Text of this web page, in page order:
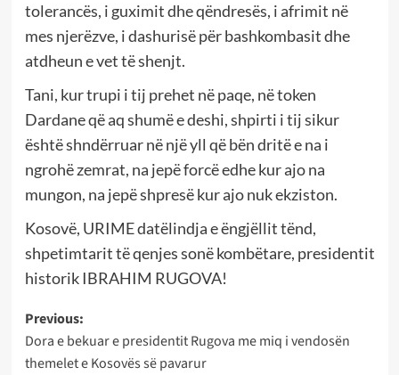
tolerancës, i guximit dhe qëndresës, i afrimit në
mes njerëzve, i dashurisë për bashkombasit dhe
atdheun e vet të shenjt.
Tani, kur trupi i tij prehet në paqe, në token
Dardane që aq shumë e deshi, shpirti i tij sikur
është shndërruar në një yll që bën dritë e na i
ngrohë zemrat, na jepë forcë edhe kur ajo na
mungon, na jepë shpresë kur ajo nuk ekziston.
Kosovë, URIME datëlindja e ëngjëllit tënd,
shpetimtarit të qenjes sonë kombëtare, presidentit
historik IBRAHIM RUGOVA!
Post
navigation
Previous:
Dora e bekuar e presidentit Rugova me miq i vendosën
themelet e Kosovës së pavarur